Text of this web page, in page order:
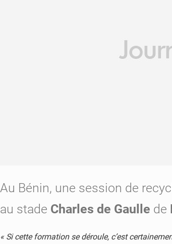
Au Bénin, une session de
au stade Charles de Gaulle de
« Si cette formation se déroule, c’est